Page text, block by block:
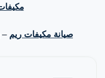
بالرماد
صيانة مكيفات ريم –